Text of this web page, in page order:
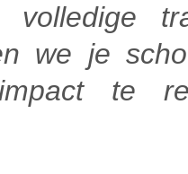
volledige
we je
impact te